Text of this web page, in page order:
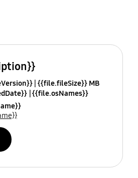
{{file.fileSize}} MB
{{file.osNames}}